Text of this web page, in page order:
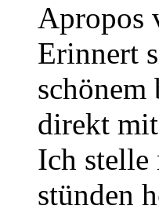
Apropos
Erinnert
direkt
Ich stelle
stünden